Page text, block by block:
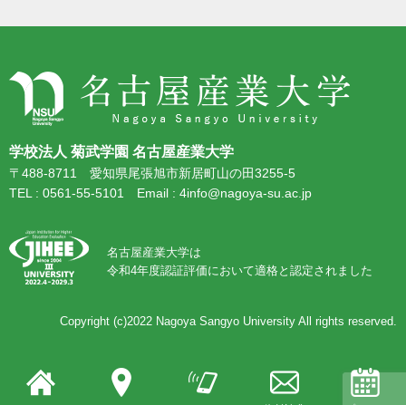
学校法人 菊武学園 名古屋産業大学
〒488-8711 愛知県尾張旭市新居町山の田3255-5
TEL : 0561-55-5101 Email : 4info@nagoya-su.ac.jp
名古屋産業大学は
令和4年度認証評価において適格と認定されました
Copyright (c)2022 Nagoya Sangyo University All rights reserved.